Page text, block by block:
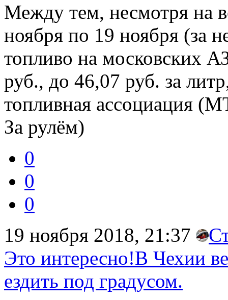
Между тем, несмотря на
ноября по 19 ноября (за
топливо на московских
руб., до 46,07 руб. за
топливная ассоциация
За рулём)
0
0
0
19 ноября 2018, 21:37
Это интересно!В Чехии
ездить под градусом.